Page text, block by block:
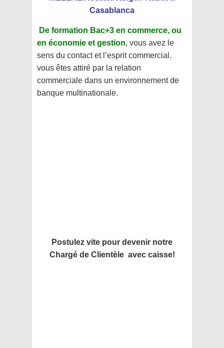
Casablanca
De formation Bac+3 en commerce, ou
en économie et gestion, vous avez le
sens du contact et l’esprit commercial.
vous êtes attiré par la relation
commerciale dans un environnement de
banque multinationale.
Postulez vite pour devenir notre
Chargé de Clientèle avec caisse!